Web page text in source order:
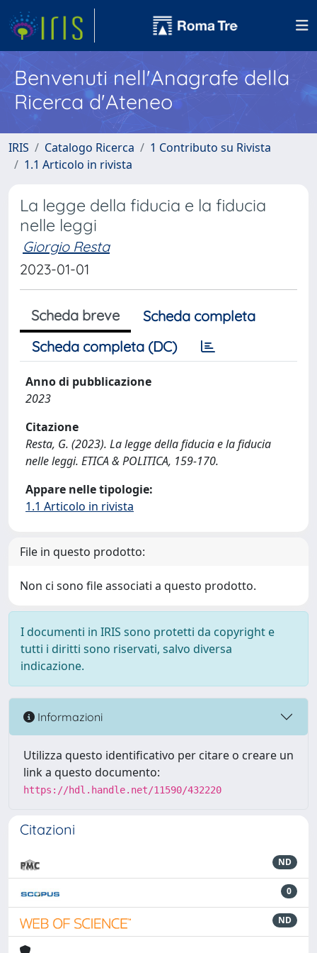
Benvenuti nell'Anagrafe della
Ricerca d'Ateneo
IRIS Catalogo Ricerca
1 Contributo su Rivista
1.1 Articolo in rivista
La legge della fiducia e la fiducia
nelle leggi
Giorgio Resta
2023-01-01
Scheda breve
Scheda completa
Scheda completa (DC)
Anno di pubblicazione
2023
Citazione
Resta, G. (2023). La legge della fiducia e la fiducia
nelle leggi. ETICA & POLITICA, 159-170.
Appare nelle tipologie:
1.1 Articolo in rivista
File in questo prodotto:
Non ci sono file associati a questo prodotto.
I documenti in IRIS sono protetti da copyright e
tutti i diritti sono riservati, salvo diversa
indicazione.
Informazioni
Utilizza questo identificativo per citare o creare un
link a questo documento:
https://hdl.handle.net/11590/432220
Citazioni
ND
0
ND